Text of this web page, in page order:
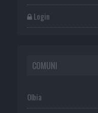
Login
COMUNI
Olbia